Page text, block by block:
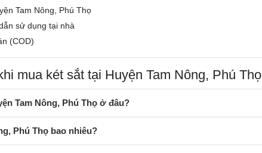
Tam Nông, Phú Thọ
sử dụng tại nhà
(COD)
mua két sắt tại Huyện Tam Nông, Phú Thọ
Tam Nông, Phú Thọ ở đâu?
Phú Thọ bao nhiêu?